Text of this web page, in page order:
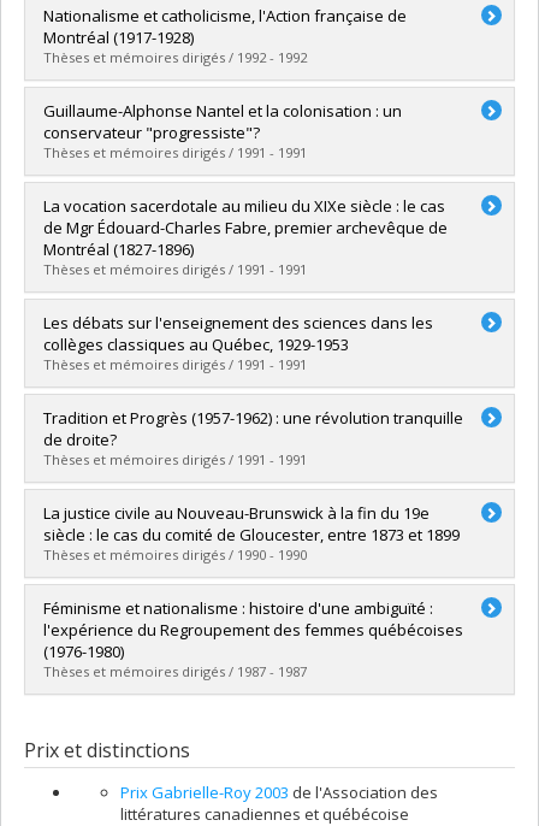
Diplômé(e) : Lefebvre, Luc
Cycle :Maîtrise
Diplôme obtenu :M.A.
Lien vers le document dans Papyrus
Nationalisme et catholicisme, l'Action française de
Montréal (1917-1928)
Thèses et mémoires dirigés / 1992 - 1992
Diplômé(e) :Dupuis, Jean-Claude
Cycle :Maîtrise
Diplôme obtenu :M.A.
Lien vers le document dans Papyrus
Guillaume-Alphonse Nantel et la colonisation : un
conservateur "progressiste"?
Thèses et mémoires dirigés / 1991 - 1991
Diplômé(e) :Ouimet, Manon
Cycle :Maîtrise
Diplôme obtenu :M.A.
Lien vers le document dans Papyrus
La vocation sacerdotale au milieu du XIXe siècle : le cas
de Mgr Édouard-Charles Fabre, premier archevêque de
Montréal (1827-1896)
Thèses et mémoires dirigés / 1991 - 1991
Diplômé(e) :Alary, François
Cycle :Maîtrise
Diplôme obtenu :M.A.
Lien vers le document dans Papyrus
Les débats sur l'enseignement des sciences dans les
collèges classiques au Québec, 1929-1953
Thèses et mémoires dirigés / 1991 - 1991
Diplômé(e) :Rochette, Johanne
Cycle :Maîtrise
Diplôme obtenu :M.A.
Lien vers le document dans Papyrus
Tradition et Progrès (1957-1962) : une révolution tranquille
de droite?
Thèses et mémoires dirigés / 1991 - 1991
Diplômé(e) :Gélinas, Xavier
Cycle : Maîtrise
Diplôme obtenu :M.A.
Lien vers le document dans Papyrus
La justice civile au Nouveau-Brunswick à la fin du 19e
siècle : le cas du comité de Gloucester, entre 1873 et 1899
Thèses et mémoires dirigés / 1990 - 1990
Diplômé(e) :Couturier, Jacques Paul
Cycle :Doctorat
Diplôme obtenu :
Lien vers le document dans Papyrus
Féminisme et nationalisme : histoire d'une ambiguïté :
l'expérience du Regroupement des femmes québécoises
(1976-1980)
Thèses et mémoires dirigés / 1987 - 1987
Cycle :Maîtrise
Diplôme obtenu :M.A.
Lien vers le document dans Papyrus
Prix et distinctions
Prix Gabrielle-Roy 2003 de l'Association des
littératures canadiennes et québécoise